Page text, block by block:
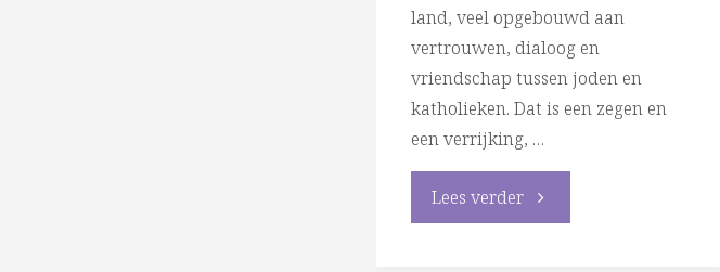
land, veel opgebouwd aan
vertrouwen, dialoog en
vriendschap tussen joden en
katholieken. Dat is een zegen en
een verrijking, …
Lees verder"Een